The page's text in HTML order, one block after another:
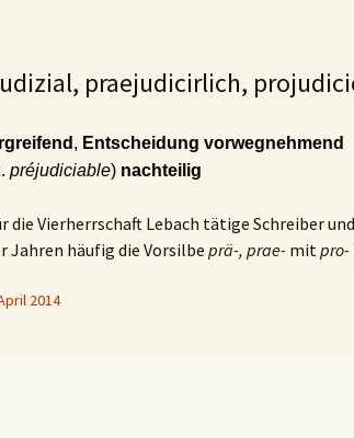
praejudicirlich,
, Entscheidung vorwegnehmend
préjudiciable) nachteilig
die Vierherrschaft Lebach tätige Schreiber
Jahren häufig die Vorsilbe prä-, prae- mitpro-
2014